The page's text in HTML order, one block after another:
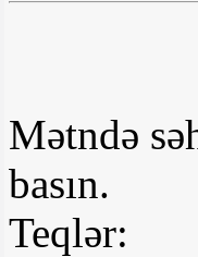
Mətndə
basın.
Teqlər: